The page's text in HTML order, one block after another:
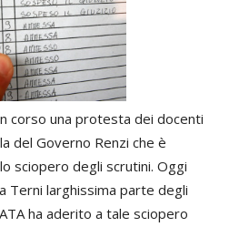
corso una protesta dei docenti
del Governo Renzi che è
sciopero degli scrutini. Oggi
Terni larghissima parte degli
ha aderito a tale sciopero